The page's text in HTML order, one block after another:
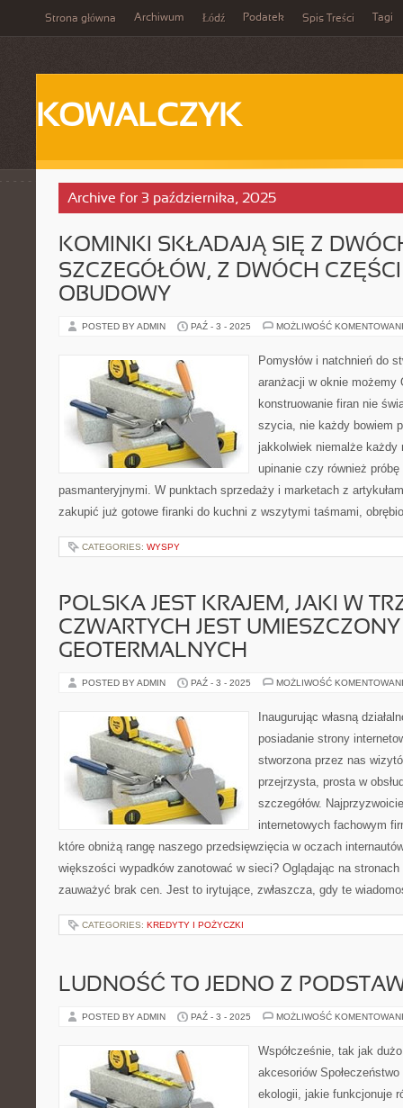
Strona główna Archiwum Łódź Podatek Spis Treści Tagi
KOWALCZYK
Archive for 3 października, 2025
KOMINKI SKŁADAJĄ SIĘ Z
SZCZEGÓŁÓW, Z DWÓCH
OBUDOWY
POSTED BY ADMIN PAŹ - 3 - 2025 MOŻLIWOŚĆ
Pomysłów i natchnień do
aranżacji w oknie możemy
konstruowanie firan nie
szycia, nie każdy bowiem
jakkolwiek niemalże
upinanie czy również
pasmanteryjnymi. W punktach sprzedaży i marketach z
zakupić już gotowe firanki do kuchni z wszytymi taśmami,
CATEGORIES: WYSPY
POLSKA JEST KRAJEM, JAKI W
CZWARTYCH JEST
GEOTERMALNYCH
POSTED BY ADMIN PAŹ - 3 - 2025 MOŻLIWOŚĆ
Inaugurując własną
posiadanie strony
stworzona przez nas
przejrzysta, prosta w
szczegółów.
internetowych fachowym
które obniżą rangę naszego przedsięwzięcia w oczach
większości wypadków zanotować w sieci? Oglądając na
zauważyć brak cen. Jest to irytujące, zwłaszcza, gdy te
CATEGORIES: KREDYTY I POŻYCZKI
LUDNOŚĆ TO JEDNO Z
POSTED BY ADMIN PAŹ - 3 - 2025 MOŻLIWOŚĆ
Współcześnie, tak jak
akcesoriów
ekologii, jakie funkcjonuje